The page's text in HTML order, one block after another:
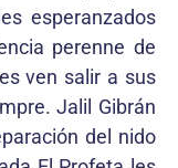
esperanzados
perenne de
ven salir a sus
Jalil Gibrán
del nido